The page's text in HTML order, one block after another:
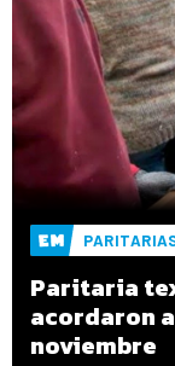
Paritaria
acordaron
noviembre